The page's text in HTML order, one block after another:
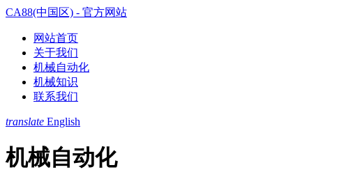
CA88(中国区) - 官方网站
网站首页
关于我们
机械自动化
机械知识
联系我们
translate English
机械自动化